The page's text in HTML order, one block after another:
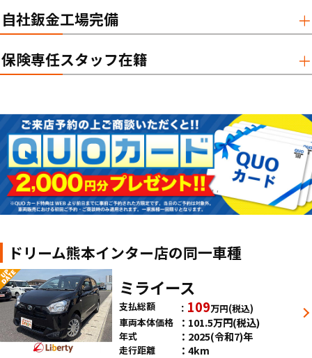
自社鈑金工場完備
保険専任スタッフ在籍
ドリーム熊本インター店の同一車種
ミライース
支払総額 109万円(税込)
車両本体価格
101.5万円(税込)
年式 2025(令和7)年
走行距離 4km